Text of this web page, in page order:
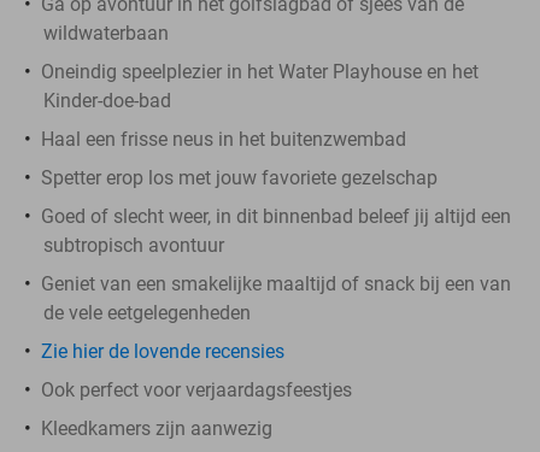
wildwaterbaan
Oneindig speelplezier in het Water Playhouse en het
Kinder-doe-bad
Haal een frisse neus in het buitenzwembad
Spetter erop los met jouw favoriete gezelschap
Goed of slecht weer, in dit binnenbad beleef jij altijd een
subtropisch avontuur
Geniet van een smakelijke maaltijd of snack bij een van
de vele eetgelegenheden
Zie hier de lovende recensies
Ook perfect voor verjaardagsfeestjes
Kleedkamers zijn aanwezig